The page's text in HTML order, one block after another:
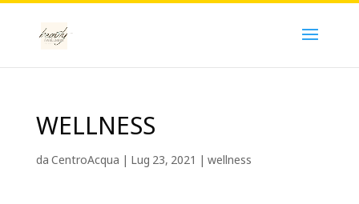
WELLNESS
daCentroAcqua | Lug 23, 2021 | wellness